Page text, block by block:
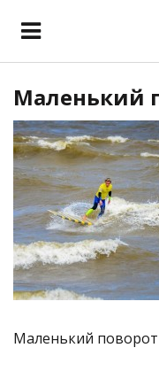
Маленький
Маленький поворот